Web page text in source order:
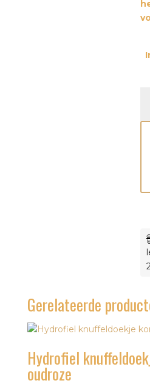
Gerelateerde
Hydrofiel
oudroze